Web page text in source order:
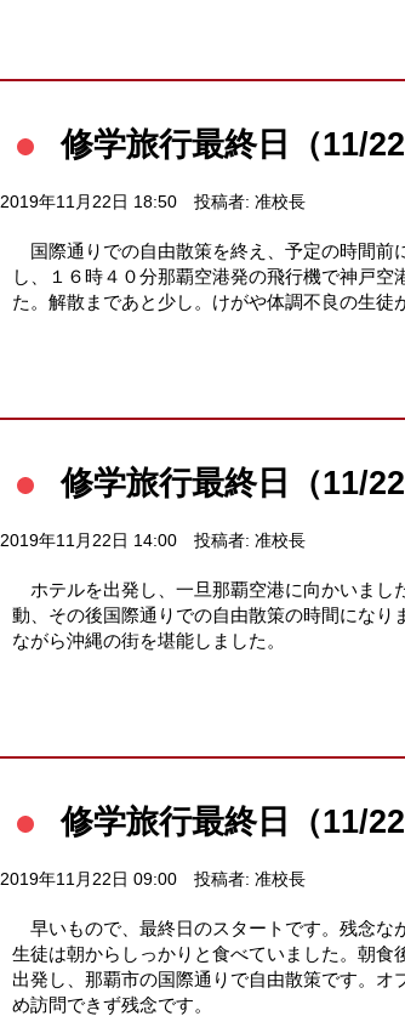
修学旅行最終日（11/
2019年11月22日 18:50 投稿者: 准校長
国際通りでの自由散策を終え、予定の時間前
し、１６時４０分那覇空港発の飛行機で神戸
た。解散まであと少し。けがや体調不良
修学旅行最終日（11/
2019年11月22日 14:00 投稿者: 准校長
ホテルを出発し、一旦那覇空港に向かいまし
動、その後国際通りでの自由散策の時間にな
ながら沖縄の街を堪能しました。
修学旅行最終日（11/
2019年11月22日 09:00 投稿者: 准校長
早いもので、最終日のスタートです。残念な
生徒は朝からしっかりと食べていました。朝
出発し、那覇市の国際通りで自由散策です。
め訪問できず残念です。